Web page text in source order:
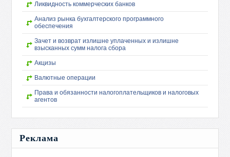
Ликвидность коммерческих банков
Анализ рынка бухгалтерского программного
обеспечения
Зачет и возврат излишне уплаченных и излишне
взысканных сумм налога сбора
Акцизы
Валютные операции
Права и обязанности налогоплательщиков и налоговых
агентов
Реклама